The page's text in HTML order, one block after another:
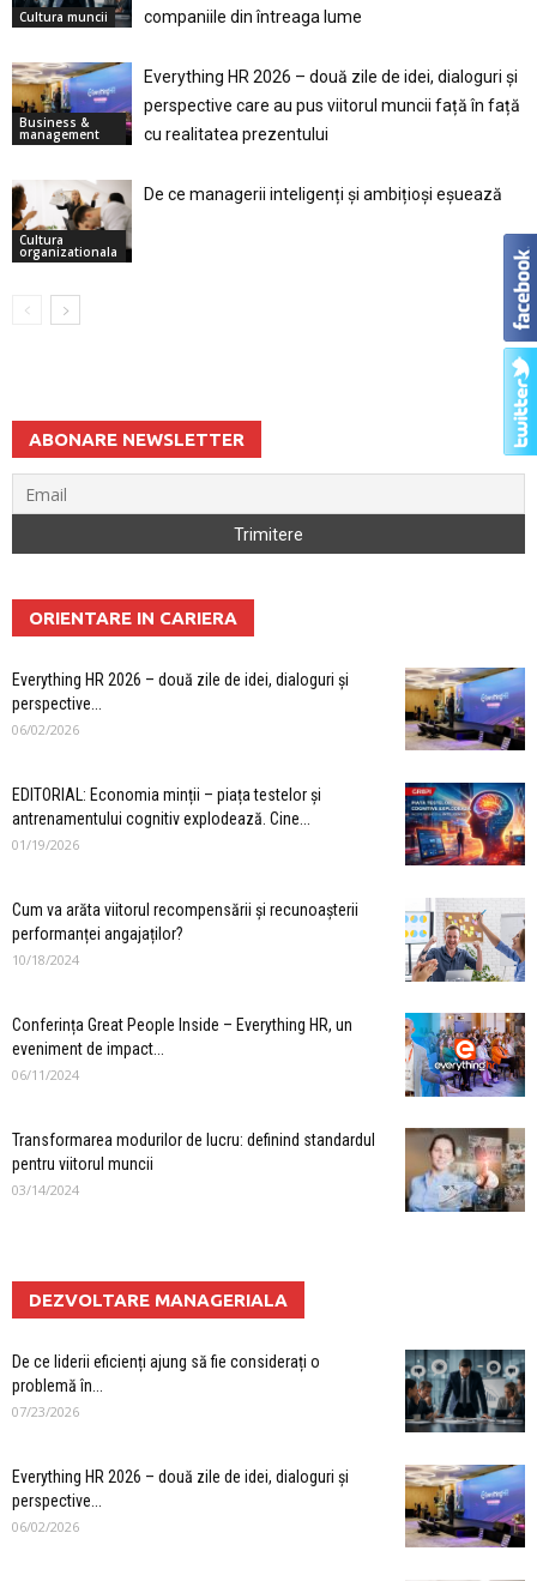
Cultura muncii
companiile din întreaga lume
Business &
management
Everything HR 2026 – două zile de idei, dialoguri și
perspective care au pus viitorul muncii față în față
cu realitatea prezentului
Cultura
organizationala
De ce managerii inteligenți și ambițioși eșuează
ABONARE NEWSLETTER
ORIENTARE IN CARIERA
Everything HR 2026 – două zile de idei, dialoguri și
perspective...
06/02/2026
EDITORIAL: Economia minții – piața testelor și
antrenamentului cognitiv explodează. Cine...
01/19/2026
Cum va arăta viitorul recompensării și recunoașterii
performanței angajaților?
10/18/2024
Conferința Great People Inside – Everything HR, un
eveniment de impact...
06/11/2024
Transformarea modurilor de lucru: definind standardul
pentru viitorul muncii
03/14/2024
DEZVOLTARE MANAGERIALA
De ce liderii eficienți ajung să fie considerați o
problemă în...
07/23/2026
Everything HR 2026 – două zile de idei, dialoguri și
perspective...
06/02/2026